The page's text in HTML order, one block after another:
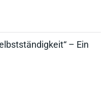
– Ein